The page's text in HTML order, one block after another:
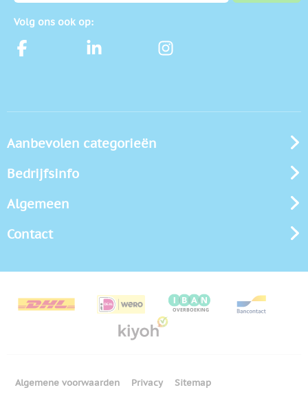
Volg ons ook op:
Aanbevolen categorieën
Bedrijfsinfo
Algemeen
Contact
Algemene voorwaarden Privacy Sitemap